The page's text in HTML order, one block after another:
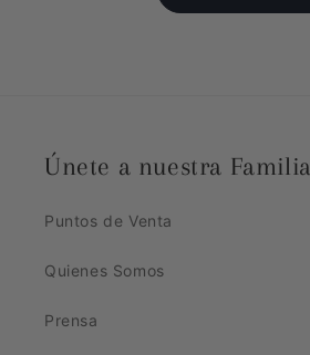
Únete a nuestra
Puntos de Venta
Quienes Somos
Prensa